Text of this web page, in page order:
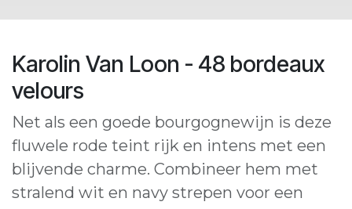
Karolin Van Loon - 48 bordeaux
velours
Net als een goede bourgognewijn is deze
fluwele rode teint rijk en intens met een
blijvende charme. Combineer hem met
stralend wit en navy strepen voor een